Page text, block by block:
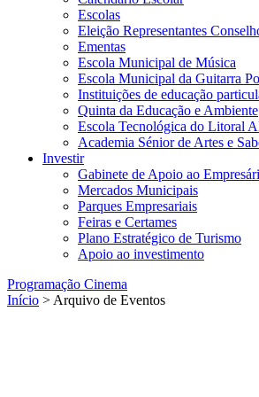
Escolas
Eleição Representantes
Ementas
Escola Municipal de Música
Escola Municipal da Guitarra
Instituições de educação
Quinta da Educação e Ambiente
Escola Tecnológica do Litoral
Academia Sénior de Artes e
Investir
Gabinete de Apoio ao
Mercados Municipais
Parques Empresariais
Feiras e Certames
Plano Estratégico de Turismo
Apoio ao investimento
Programação Cinema
Início > Arquivo de Eventos